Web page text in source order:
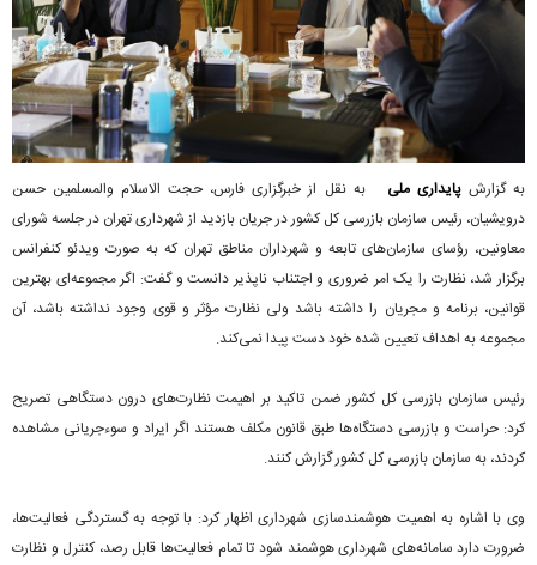
به گزارش پایداری ملی
به نقل از خبرگزاری فارس، حجت الاسلام والمسلمین حسن
درویشیان، رئیس سازمان بازرسی کل کشور در جریان بازدید از شهرداری تهران در جلسه شورای
معاونین، رؤسای سازمان‌های تابعه و شهرداران مناطق تهران که به صورت ویدئو کنفرانس
برگزار شد، نظارت را یک امر ضروری و اجتناب ناپذیر دانست و گفت: اگر مجموعه‌‌ای بهترین
قوانین، برنامه و مجریان را داشته باشد ولی نظارت مؤثر و قوی وجود نداشته باشد، آن
مجموعه به اهداف تعیین شده خود دست پیدا نمی‌کند.
رئیس سازمان بازرسی کل کشور ضمن تاکید بر اهیمت نظارت‌های درون دستگاهی تصریح
کرد: حراست و بازرسی دستگاه‌ها طبق قانون مکلف هستند اگر ایراد و سوءجریانی مشاهده
کردند، به سازمان بازرسی کل کشور گزارش کنند.
وی با اشاره به اهمیت هوشمندسازی شهرداری اظهار کرد: با توجه به گستردگی فعالیت‌ها،
ضرورت دارد سامانه‌های شهرداری هوشمند شود تا تمام فعالیت‌ها قابل رصد، کنترل و نظارت